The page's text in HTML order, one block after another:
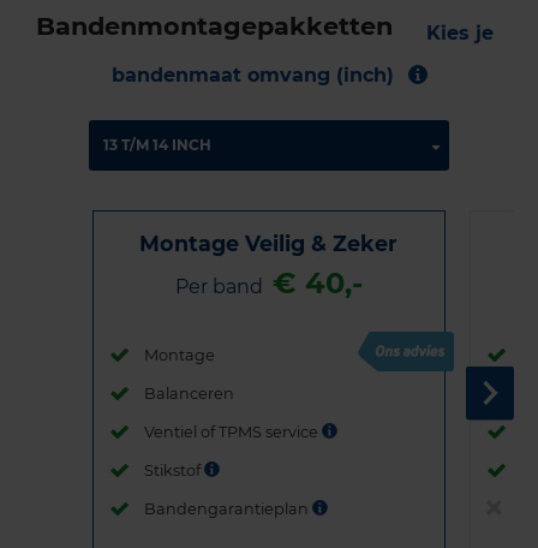
Bandenmontagepakketten
Kies je
bandenmaat omvang (inch)
Montage Veilig & Zeker
Per band € 40,-
Montage
Balanceren
Ventiel of TPMS service
Stikstof
Bandengarantieplan